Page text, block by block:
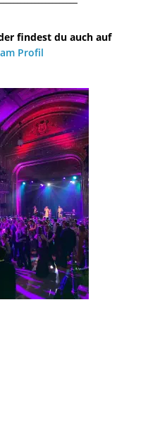
findest du auch auf
Profil